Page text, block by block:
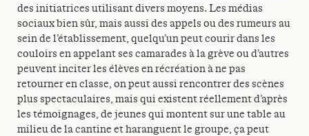
des initiatrices utilisant divers moyens. Les médias
sociaux bien sûr, mais aussi des appels ou des rumeurs au
sein de l’établissement, quelqu’un peut courir dans les
couloirs en appelant ses camarades à la grève ou d’autres
peuvent inciter les élèves en récréation à ne pas
retourner en classe, on peut aussi rencontrer des scènes
plus spectaculaires, mais qui existent réellement d’après
les témoignages, de jeunes qui montent sur une table au
milieu de la cantine et haranguent le groupe, ça peut